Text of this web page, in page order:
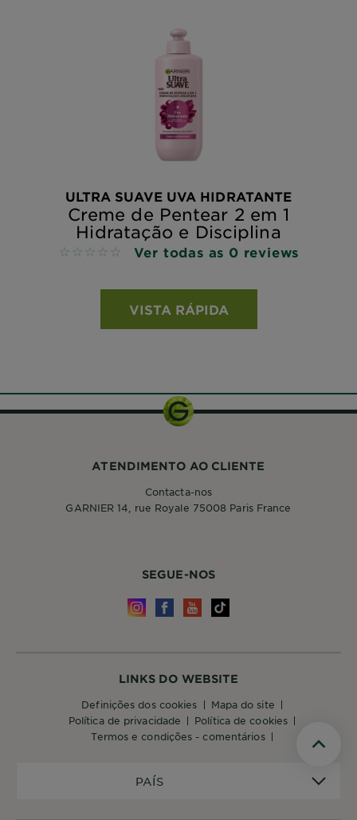
ULTRA SUAVE UVA HIDRATANTE
Creme de Pentear 2 em 1
Hidratação e Disciplina
No reviews Ver todas as 0 reviews
VISTA RÁPIDA
PAÍS
LINKS DO WEBSITE
definições dos cookies
mapa do site
política de privacidade
política de cookies
termos e condições - comentários
SEGUE-NOS
ATENDIMENTO AO CLIENTE
Contacta-nos
GARNIER 14, rue Royale 75008 Paris France
Scroll